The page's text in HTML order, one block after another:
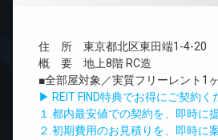
住 所 東京都北区東田端1-4-20
概 要 地上8階 RC造
■全部屋対象／実質フリーレント1
▶ REIT FIND特典でお得にご契約く
１.都内最安値での契約を、即時に
２.初期費用のお見積りを、即時に